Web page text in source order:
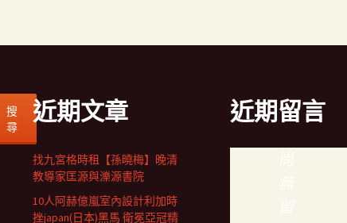
搜
尋
近期文章
找九宮格時租【孫曉梅】晚清
教導家匡源與濼源書院
10人阿赫億嵐室內設計利加時
挫japan(日本)黑馬 衛冕亞冠精
近期留言
尚
無
留